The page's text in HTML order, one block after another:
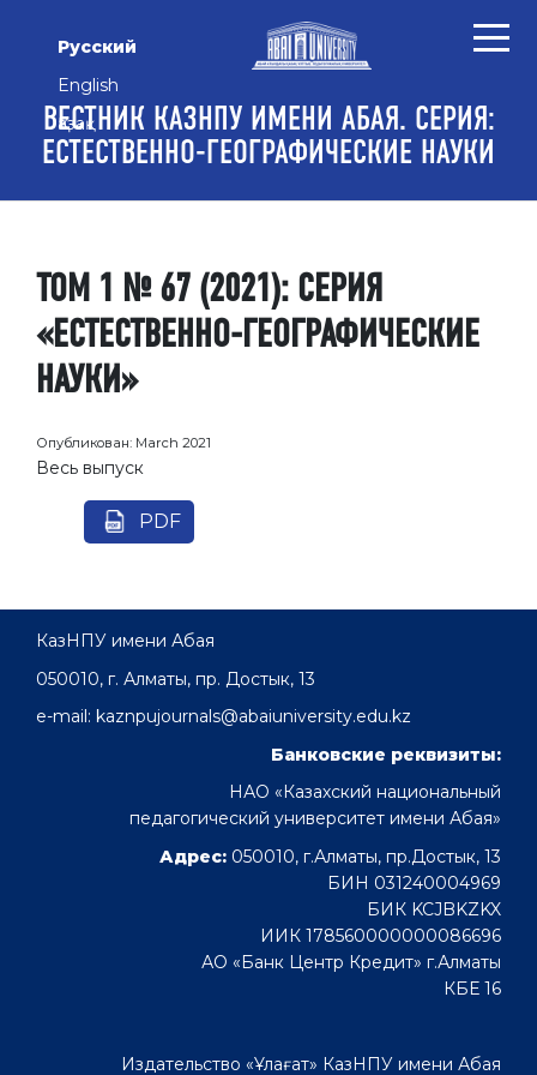
Русский
English
Қазақ
ВЕСТНИК КАЗНПУ ИМЕНИ АБАЯ. СЕРИЯ:
ЕСТЕСТВЕННО-ГЕОГРАФИЧЕСКИЕ НАУКИ
ТОМ 1 № 67 (2021): СЕРИЯ
«ЕСТЕСТВЕННО-ГЕОГРАФИЧЕСКИЕ
НАУКИ»
Опубликован: March 2021
Весь выпуск
PDF
КазНПУ имени Абая
050010, г. Алматы, пр. Достык, 13
e-mail: kaznpujournals@abaiuniversity.edu.kz
Банковские реквизиты:
НАО «Казахский национальный
педагогический университет имени Абая»
Адрес: 050010, г.Алматы, пр.Достык, 13
БИН 031240004969
БИК KCJBKZKX
ИИК 178560000000086696
АО «Банк Центр Кредит» г.Алматы
КБЕ 16
Издательство «Ұлағат» КазНПУ имени Абая